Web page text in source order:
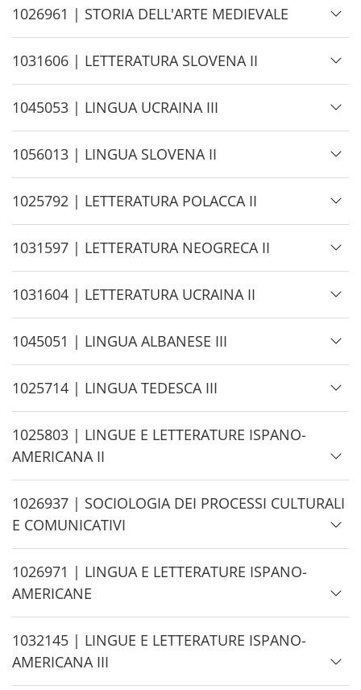
d
e
H
i
d
e
1026961 | STORIA DELL'ARTE MEDIEVALE
H
i
d
e
1031606 | LETTERATURA SLOVENA II
H
i
d
e
1045053 | LINGUA UCRAINA III
H
i
d
e
1056013 | LINGUA SLOVENA II
H
i
d
e
1025792 | LETTERATURA POLACCA II
H
i
d
e
1031597 | LETTERATURA NEOGRECA II
H
i
d
e
1031604 | LETTERATURA UCRAINA II
H
i
d
e
1045051 | LINGUA ALBANESE III
H
i
d
e
1025714 | LINGUA TEDESCA III
H
i
d
e
1025803 | LINGUE E LETTERATURE ISPANO-
AMERICANA II
H
i
d
e
1026937 | SOCIOLOGIA DEI PROCESSI CULTURALI
E COMUNICATIVI
H
i
d
e
1026971 | LINGUA E LETTERATURE ISPANO-
AMERICANE
H
i
d
1032145 | LINGUE E LETTERATURE ISPANO-
AMERICANA III